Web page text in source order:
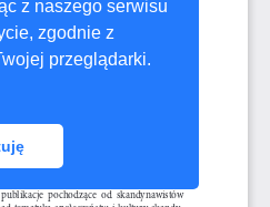
z naszego serwisu
zgodnie z
przeglądarki.